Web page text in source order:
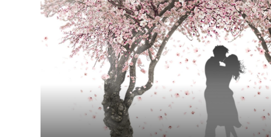
Odtwarzacz
plików
dźwiękowych